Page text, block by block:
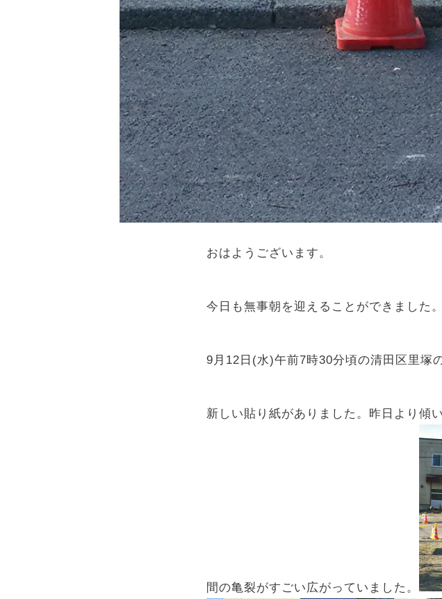
おはようございます。
今日も無事朝を迎えることができました
9月12日(水)午前7時30分頃の清田区里塚
新しい貼り紙がありました。昨日より傾
間の亀裂がすごい広がっていました。